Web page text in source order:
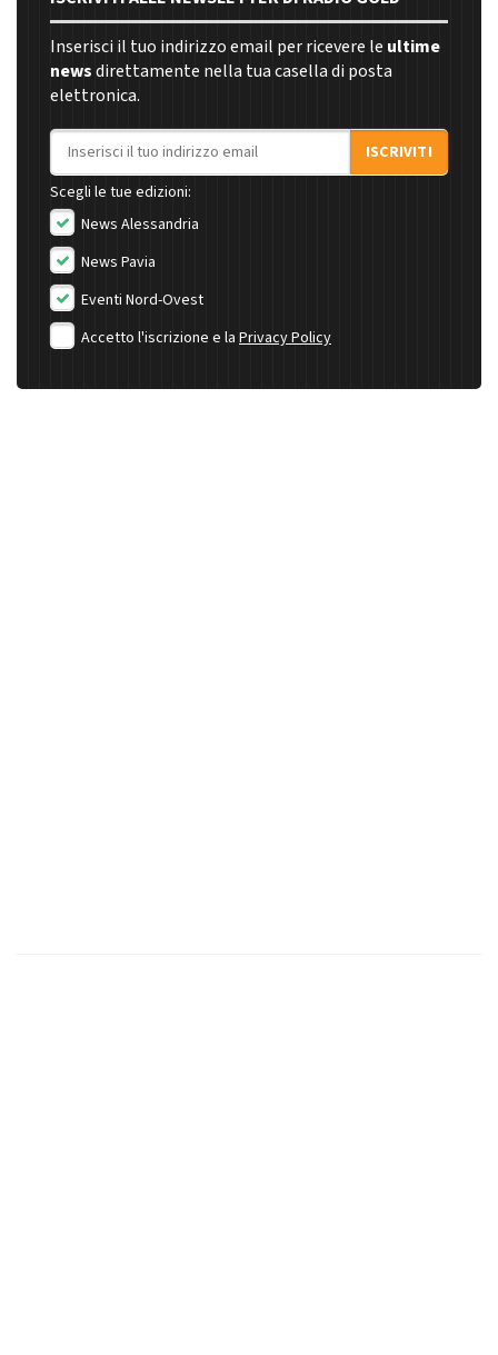
Inserisci il tuo indirizzo email per ricevere le ultime
newsdirettamente nella tua casella di posta
elettronica.
Indirizzo email
ISCRIVITI
Scegli le tue edizioni:
News Alessandria
News Pavia
Eventi Nord-Ovest
Accetto l'iscrizione e la Privacy Policy